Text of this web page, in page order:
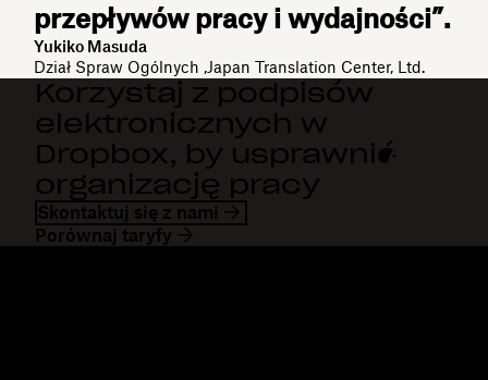
przepływów pracy i wydajności”.
Yukiko Masuda
Dział Spraw Ogólnych ,Japan Translation Center, Ltd.
Korzystaj z podpisów
elektronicznych w
Dropbox, by usprawnić
organizację pracy
Skontaktuj się z nami
Porównaj taryfy